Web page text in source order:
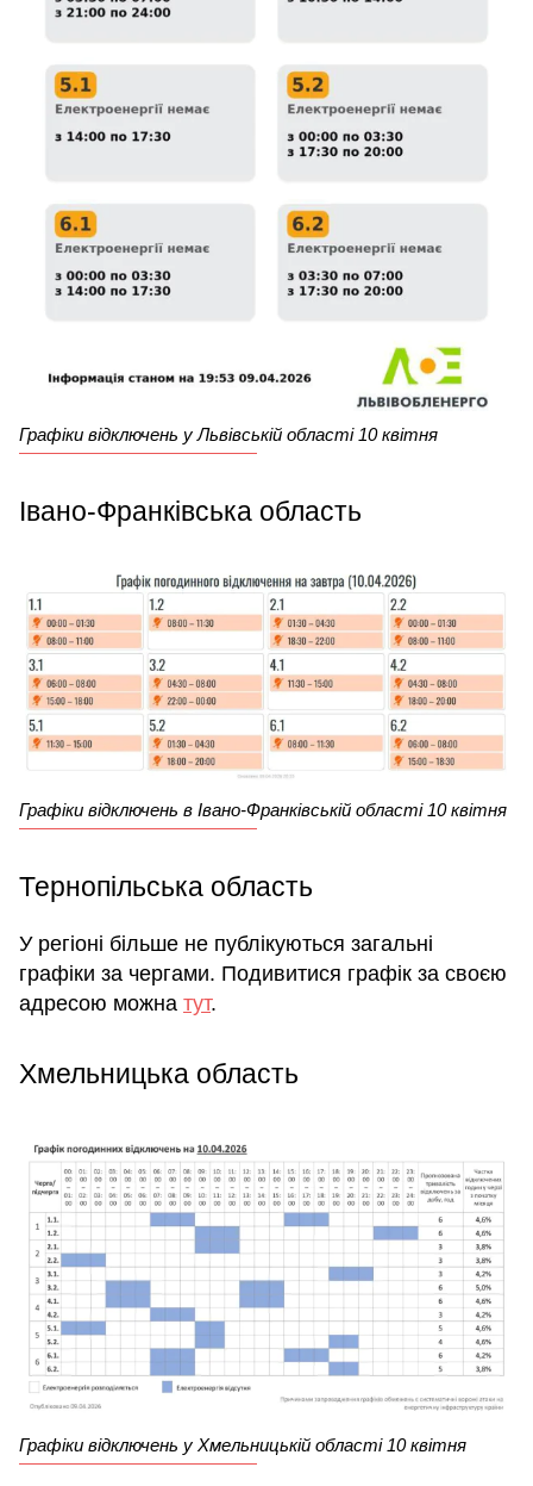
Графіки відключень у Львівській області 10 квітня
Івано-Франківська область
Графіки відключень в Івано-Франківській області 10 квітня
Тернопільська область
У регіоні більше не публікуються загальні
графіки за чергами. Подивитися графік за своєю
адресою можна тут.
Хмельницька область
Графіки відключень у Хмельницькій області 10 квітня